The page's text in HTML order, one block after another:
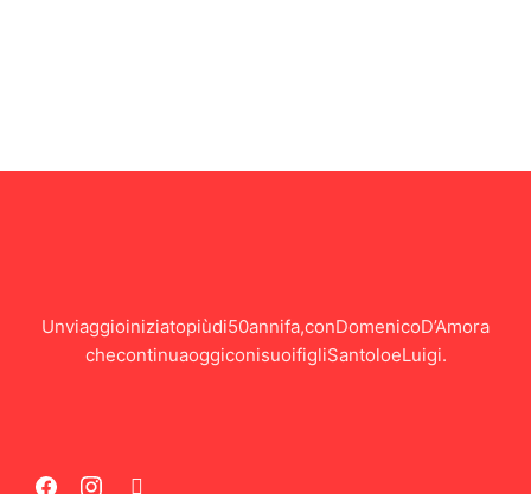
Un viaggio iniziato più di 50 anni fa, con Domenico D’Amora
che continua oggi con i suoi figli Santolo e Luigi.